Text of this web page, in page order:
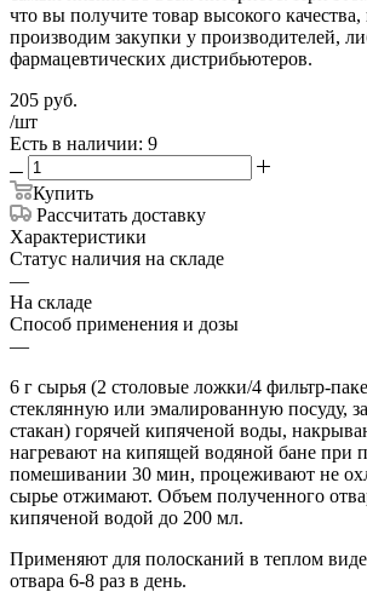
что вы получите товар высокого
производим закупки у производителей,
фармацевтических дистрибьютеров.
205 руб.
/шт
Есть в наличии: 9
Купить
Рассчитать доставку
Характеристики
Статус наличия на складе
—
На складе
Способ применения и дозы
—
6 г сырья (2 столовые ложки/4 фильтр-
стеклянную или эмалированную посуду,
стакан) горячей кипяченой воды,
нагревают на кипящей водяной бане при
помешивании 30 мин, процеживают не
сырье отжимают. Объем полученного
кипяченой водой до 200 мл.
Применяют для полосканий в теплом
отвара 6-8 раз в день.